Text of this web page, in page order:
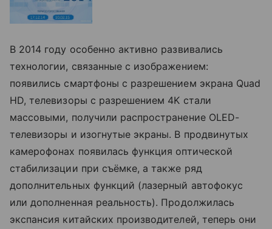
В 2014 году особенно активно развивались
технологии, связанные с изображением:
появились смартфоны с разрешением экрана Quad
HD, телевизоры с разрешением 4K стали
массовыми, получили распространение OLED-
телевизоры и изогнутые экраны. В продвинутых
камерофонах появилась функция оптической
стабилизации при съёмке, а также ряд
дополнительных функций (лазерный автофокус
или дополненная реальность). Продолжилась
экспансия китайских производителей, теперь они